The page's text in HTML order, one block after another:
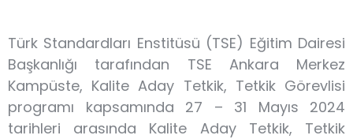
Türk Standardları Enstitüsü (TSE) Eğitim Dairesi
Başkanlığı tarafından TSE Ankara Merkez
Kampüste, Kalite Aday Tetkik, Tetkik Görevlisi
programı kapsamında 27 – 31 Mayıs 2024
tarihleri arasında Kalite Aday Tetkik, Tetkik